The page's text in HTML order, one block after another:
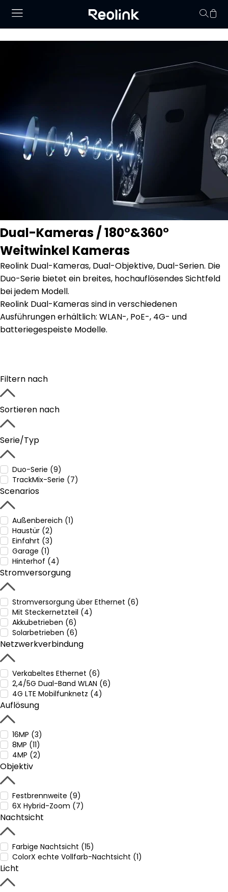
Dual-Kameras / 180°&360°
Weitwinkel Kameras
Reolink Dual-Kameras, Dual-Objektive, Dual-Serien. Die
Duo-Serie bietet ein breites, hochauflösendes Sichtfeld
bei jedem Modell.
Reolink Dual-Kameras sind in verschiedenen
Ausführungen erhältlich: WLAN-, PoE-, 4G- und
batteriegespeiste Modelle.
Filtern nach
Sortieren nach
Serie/Typ
Duo-Serie (9)
TrackMix-Serie (7)
Scenarios
Außenbereich (1)
Haustür (2)
Einfahrt (3)
Garage (1)
Hinterhof (4)
Stromversorgung
Stromversorgung über Ethernet (6)
Mit Steckernetzteil (4)
Akkubetrieben (6)
Solarbetrieben (6)
Netzwerkverbindung
Verkabeltes Ethernet (6)
2,4/5G Dual-Band WLAN (6)
4G LTE Mobilfunknetz (4)
Auflösung
16MP (3)
8MP (11)
4MP (2)
Objektiv
Festbrennweite (9)
6X Hybrid-Zoom (7)
Nachtsicht
Farbige Nachtsicht (15)
ColorX echte Vollfarb-Nachtsicht (1)
Licht